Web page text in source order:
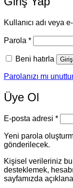
Kullanıcı adı veya
Parola *Gerekli
Beni hatırla
Parolanızı mı
Üye Ol
E-posta adresi *
Yeni parola
gönderilecek.
Kişisel verileriniz
desteklemek,
sayfamızda